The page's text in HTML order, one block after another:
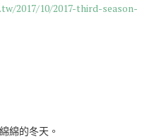
2017/10/2017-third-season-
綿的冬天。